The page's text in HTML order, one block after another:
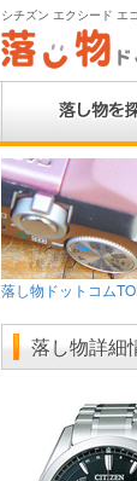
シチズン エクシード エ
落し物ドットコム
落し物詳細